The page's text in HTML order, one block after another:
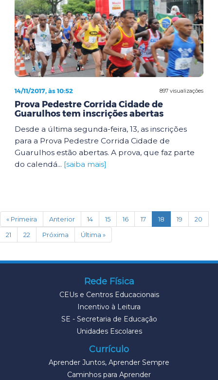
897 visualizações
14/11/2017, às 10:52
Prova Pedestre Corrida Cidade de
Guarulhos tem inscrições abertas
Desde a última segunda-feira, 13, as inscrições
para a Prova Pedestre Corrida Cidade de
Guarulhos estão abertas. A prova, que faz parte
do calendá... [saiba mais]
« Primeira Anterior 14 15 16 17 18 (current)
19
20
21
22 Próxima Última »
Rede Física
CEUs e Centros Educacionais
Incentivo à Leitura
SE - Secretaria de Educação
Unidades Escolares
Currículo
Aprender Juntos, Aprender Sempre
Caminhos para Aprender